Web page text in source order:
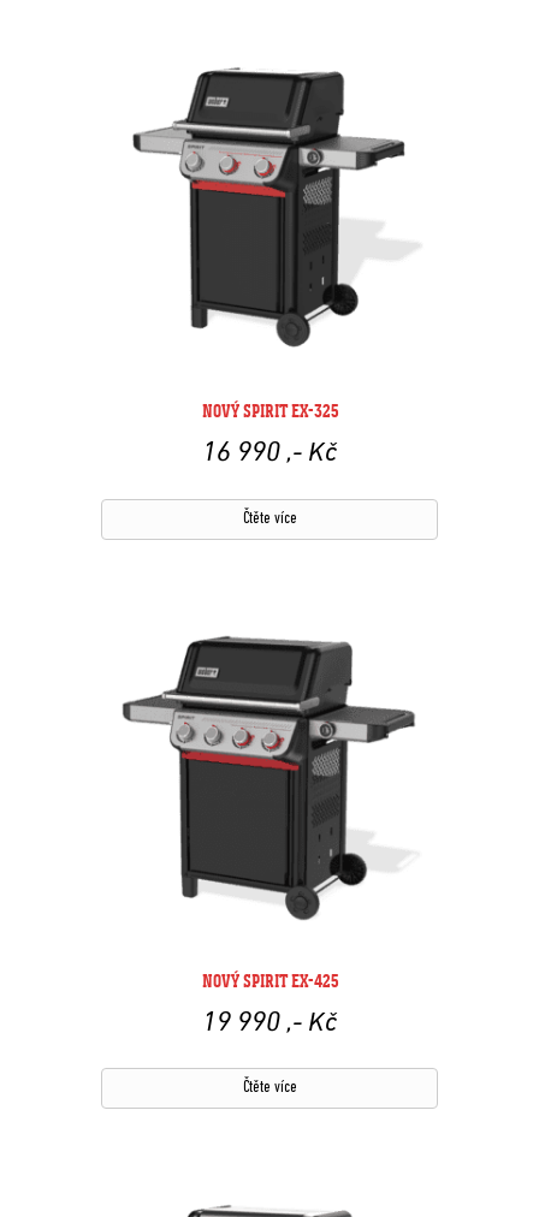
NOVÝ SPIRIT EX-325
16 990 ,- Kč
Čtěte více
NOVÝ SPIRIT EX-425
19 990 ,- Kč
Čtěte více